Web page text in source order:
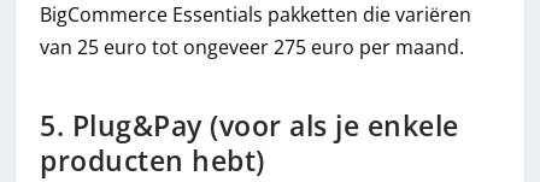
BigCommerce Essentials pakketten die variëren
van 25 euro tot ongeveer 275 euro per maand.
5. Plug&Pay (voor als je enkele
producten hebt)